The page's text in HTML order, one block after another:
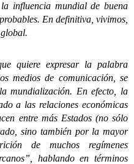
influencia mundial de buena
En definitiva, vivimos,
expresar la palabra
medios de comunicación, se
mundialización. En efecto, la
a las relaciones económicas
entre más Estados (no sólo
sino también por la mayor
de muchos regímenes
hablando en términos